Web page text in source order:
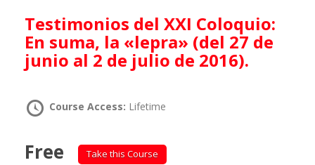
Testimonios del XXI Coloquio:
En suma, la «lepra» (del 27 de
junio al 2 de julio de 2016).
Course Access: Lifetime
Free Take this Course